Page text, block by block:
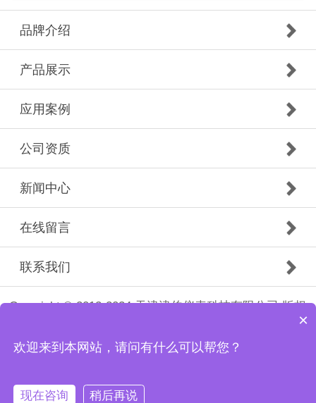
品牌介绍
产品展示
应用案例
公司资质
新闻中心
在线留言
联系我们
Copyright © 2012-2024 天津津伯仪表科技有限公司 版权
津ICP备20002466号
×
欢迎来到本网站，请问有什么可以帮您？
现在咨询 稍后再说